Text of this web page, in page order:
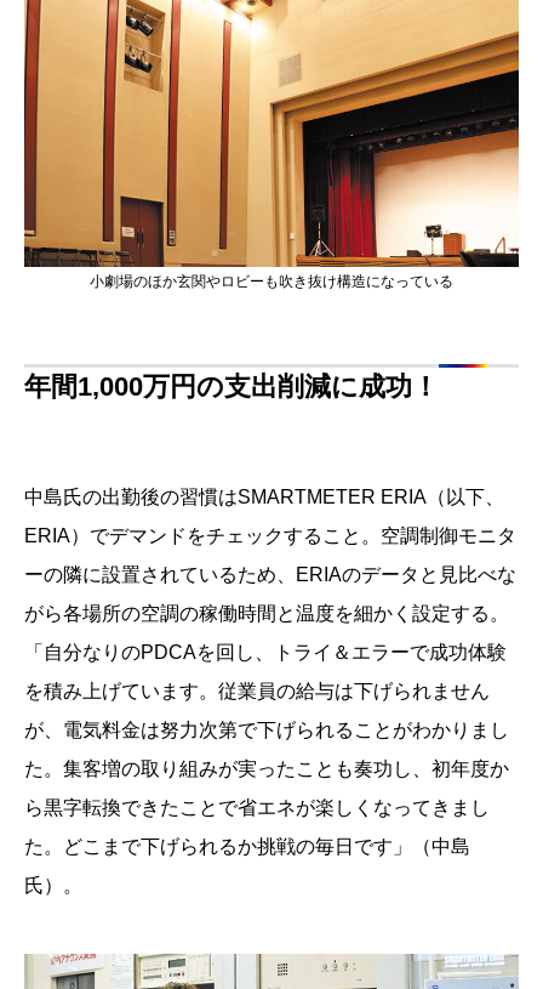
小劇場のほか玄関やロビーも吹き抜け構造になっている
年間1,000万円の支出削減に成功！
中島氏の出勤後の習慣はSMARTMETER ERIA（以下、
ERIA）でデマンドをチェックすること。空調制御モニタ
ーの隣に設置されているため、ERIAのデータと見比べな
がら各場所の空調の稼働時間と温度を細かく設定する。
「自分なりのPDCAを回し、トライ＆エラーで成功体験
を積み上げています。従業員の給与は下げられません
が、電気料金は努力次第で下げられることがわかりまし
た。集客増の取り組みが実ったことも奏功し、初年度か
ら黒字転換できたことで省エネが楽しくなってきまし
た。どこまで下げられるか挑戦の毎日です」（中島
氏）。